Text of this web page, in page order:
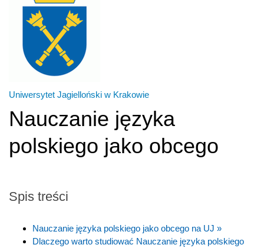
Uniwersytet Jagielloński w Krakowie
Nauczanie języka
polskiego jako obcego
Spis treści
Nauczanie języka polskiego jako obcego na UJ »
Dlaczego warto studiować Nauczanie języka polskiego